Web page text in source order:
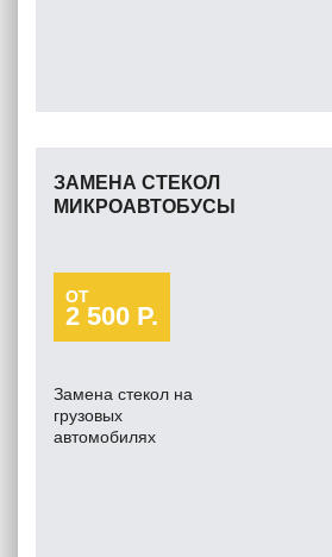
ЗАМЕНА СТЕКОЛ
МИКРОАВТОБУСЫ
ОТ
2 500 Р.
Замена стекол на
грузовых
автомобилях